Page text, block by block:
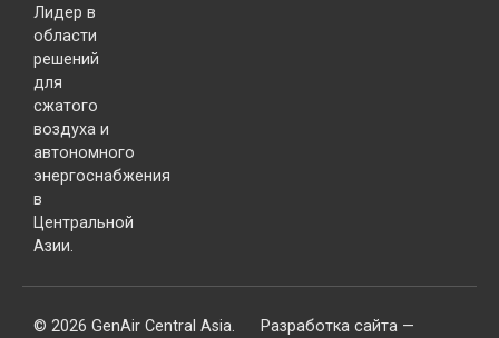
Лидер в
области
решений
для
сжатого
воздуха и
автономного
энергоснабжения
в
Центральной
Азии.
© 2026 GenAir Central Asia.
Разработка сайта —